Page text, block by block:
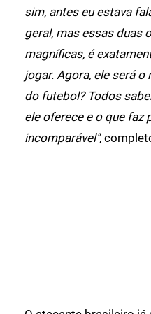
sim, antes eu estava
geral, mas essas duas
magníficas, é
jogar. Agora, ele será
do futebol? Todos
ele oferece e o que faz
incomparável",